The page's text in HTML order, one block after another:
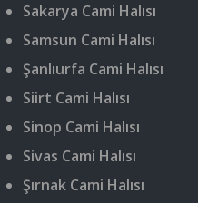
Sakarya Cami Halısı
Samsun Cami Halısı
Şanlıurfa Cami Halısı
Siirt Cami Halısı
Sinop Cami Halısı
Sivas Cami Halısı
Şırnak Cami Halısı